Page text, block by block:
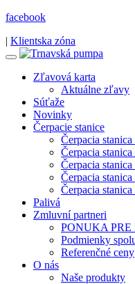
facebook
| Klientska zóna
Zľavová karta
Aktuálne zľavy
Súťaže
Novinky
Čerpacie stanice
Čerpacia
Čerpacia
Čerpacia
Čerpacia
Čerpacia
Palivá
Zmluvní partneri
PONUKA PRE
Podmienky
Referenčné ceny
O nás
Naše produkty